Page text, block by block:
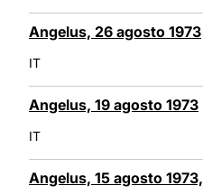
Angelus, 26 agosto 1973
IT
Angelus, 19 agosto 1973
IT
Angelus, 15 agosto 1973,